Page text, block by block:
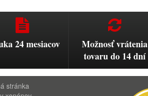
24 mesiacov
Možnosť vrátenia
tovaru do 14 dní
stránka